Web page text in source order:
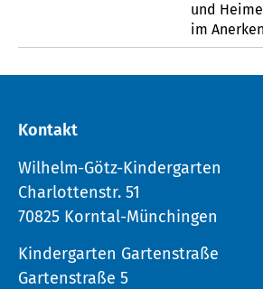
und
im
Kontakt
Wilhelm-Götz-Kindergarten
Charlottenstr. 51
70825 Korntal-Münchingen
Kindergarten Gartenstraße
Gartenstraße 5